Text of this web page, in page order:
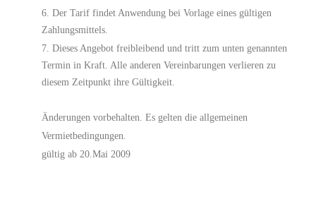
Der Tarif findet Anwendung bei Vorlage eines gültigen
Zahlungsmittels.
Dieses Angebot freibleibend und tritt zum unten genannten
Termin in Kraft. Alle anderen Vereinbarungen verlieren zu
diesem Zeitpunkt ihre Gültigkeit.
Änderungen vorbehalten. Es gelten die allgemeinen
Vermietbedingungen.
gültig ab 20.Mai 2009